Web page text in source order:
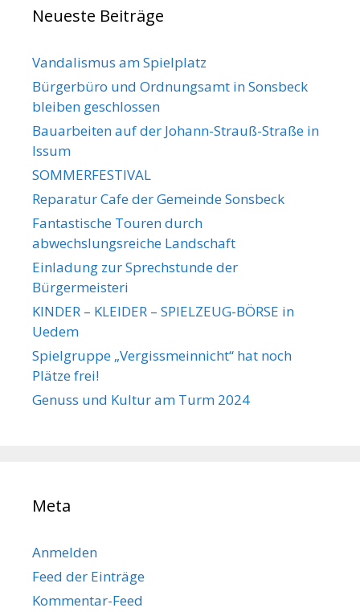
Neueste Beiträge
Vandalismus am Spielplatz
Bürgerbüro und Ordnungsamt in Sonsbeck
bleiben geschlossen
Bauarbeiten auf der Johann-Strauß-Straße in
Issum
SOMMERFESTIVAL
Reparatur Cafe der Gemeinde Sonsbeck
Fantastische Touren durch
abwechslungsreiche Landschaft
Einladung zur Sprechstunde der
Bürgermeisteri
KINDER – KLEIDER – SPIELZEUG-BÖRSE in
Uedem
Spielgruppe „Vergissmeinnicht“ hat noch
Plätze frei!
Genuss und Kultur am Turm 2024
Meta
Anmelden
Feed der Einträge
Kommentar-Feed